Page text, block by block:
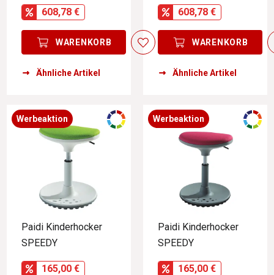
608,78 €
WARENKORB
Ähnliche Artikel
608,78 €
WARENKORB
Ähnliche Artikel
Werbeaktion
Paidi Kinderhocker
SPEEDY
165,00 €
Werbeaktion
Paidi Kinderhocker
SPEEDY
165,00 €